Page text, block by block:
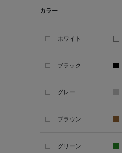
ANCIENT GREEK
カラー
ホワイト
ブラック
グレー
ブラウン
グリーン